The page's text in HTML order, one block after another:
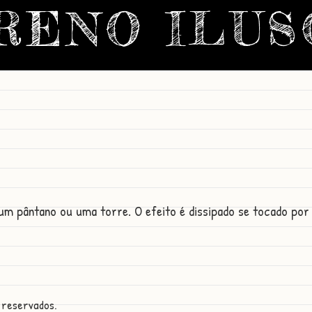
pântano ou uma torre. O efeito é dissipado se tocado